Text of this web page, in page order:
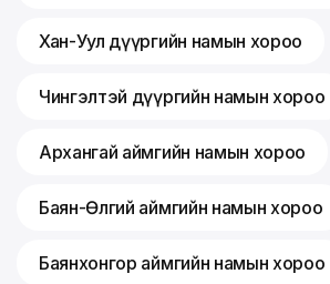
Хан-Уул дүүргийн намын хороо
Чингэлтэй дүүргийн намын хороо
Архангай аймгийн намын хороо
Баян-Өлгий аймгийн намын хороо
Баянхонгор аймгийн намын хороо